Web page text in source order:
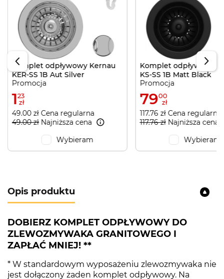
Komplet odpływowy Kernau
KER-SS 1B Aut Silver
Promocja
123
zł
49.00 zł Cena regularna
49.00 złNajniższa cena
Wybieram
Komplet odpływowy
KS-SS 1B Matt Black
Promocja
7900
zł
117.76 zł Cena regularna
117.76 złNajniższa cena
Wybieram
Opis produktu
DOBIERZ KOMPLET ODPŁYWOWY DO
ZLEWOZMYWAKA GRANITOWEGO I
ZAPŁAĆ MNIEJ! **
* W standardowym wyposażeniu zlewozmywaka nie
jest dołączony żaden komplet odpływowy. Na